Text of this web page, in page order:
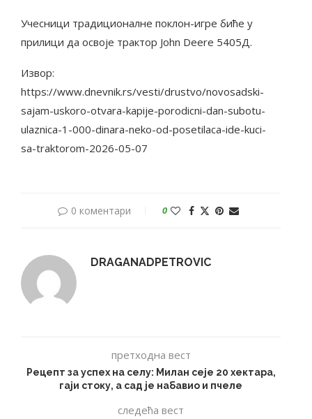
Учесници традиционалне поклон-игре биће у
прилици да освоје трактор John Deere 5405Д.
Извор:
https://www.dnevnik.rs/vesti/drustvo/novosadski-
sajam-uskoro-otvara-kapije-porodicni-dan-subotu-
ulaznica-1-000-dinara-neko-od-posetilaca-ide-kuci-
sa-traktorom-2026-05-07
0 коментари 0
DRAGANADPETROVIC
претходна вест
Рецепт за успех на селу: Милан сеје 20 хектара,
гаји стоку, а сад је набавио и пчеле
следећа вест